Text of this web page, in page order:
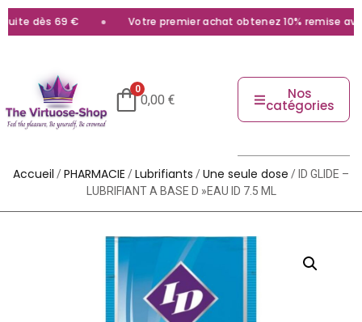
dès 69 € Votre premier achat obtenez 10% remise avec
0
0,00 € Nos
catégories
Accueil /PHARMACIE /Lubrifiants /Une seule dose / ID GLIDE –
LUBRIFIANT A BASE D »EAU ID 7.5 ML